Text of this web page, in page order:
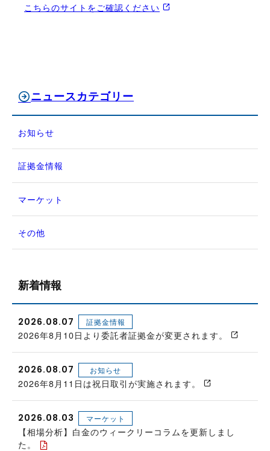
こちらのサイトをご確認ください
ニュースカテゴリー
お知らせ
証拠金情報
マーケット
その他
新着情報
2026.08.07 証拠金情報
2026年8月10日より委託者証拠金が変更されます。
2026.08.07 お知らせ
2026年8月11日は祝日取引が実施されます。
2026.08.03 マーケット
【相場分析】白金のウィークリーコラムを更新しまし
た。